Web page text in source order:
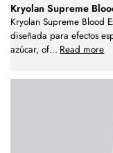
Kryolan Supreme
Kryolan Supreme Blood
diseñada para efectos
azúcar, of... Read more